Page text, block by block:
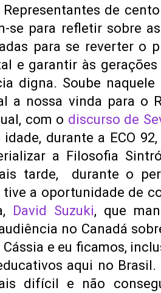
Representantes de
se para refletir sobre
para se reverter o
e garantir às
digna. Soube
a nossa vinda para o
com o discurso de
idade, durante a ECO
a Filosofia
tarde, durante o
tive a oportunidade de
David Suzuki, que
no Canadá
Cássia e eu ficamos,
aqui no
difícil e não